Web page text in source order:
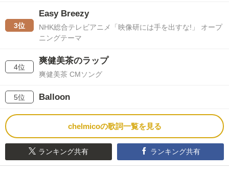
3位
Easy Breezy
NHK総合テレビアニメ「映像研には手を出すな!」 オープ
ニングテーマ
4位
爽健美茶のラップ
爽健美茶 CMソング
5位 Balloon
chelmicoの歌詞一覧を見る
ランキング共有 ランキング共有